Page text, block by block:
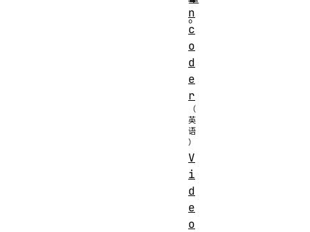
。
n
c
o
d
e
r
V
i
d
e
o